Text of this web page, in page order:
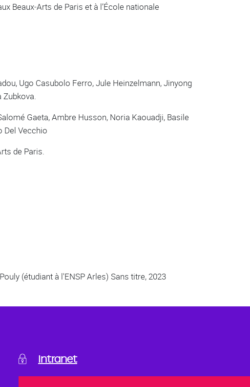
Beaux‑Arts de Paris et à l’École nationale
Ugo Casubolo Ferro, Jule Heinzelmann, Jinyong
Zubkova.
Gaeta, Ambre Husson, Noria Kaouadji, Basile
Del Vecchio
de Paris.
(étudiant à l'ENSP Arles) Sans titre, 2023
Intranet